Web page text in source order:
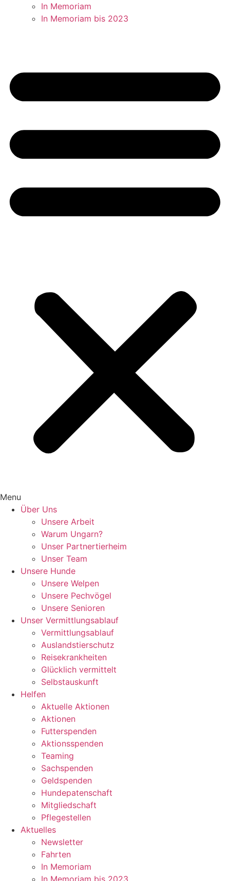
In Memoriam
In Memoriam bis 2023
Menu
Über Uns
Unsere Arbeit
Warum Ungarn?
Unser Partnertierheim
Unser Team
Unsere Hunde
Unsere Welpen
Unsere Pechvögel
Unsere Senioren
Unser Vermittlungsablauf
Vermittlungsablauf
Auslandstierschutz
Reisekrankheiten
Glücklich vermittelt
Selbstauskunft
Helfen
Aktuelle Aktionen
Aktionen
Futterspenden
Aktionsspenden
Teaming
Sachspenden
Geldspenden
Hundepatenschaft
Mitgliedschaft
Pflegestellen
Aktuelles
Newsletter
Fahrten
In Memoriam